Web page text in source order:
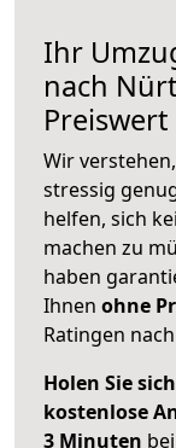
Ihr
nach
Preiswert
Wir
stressig
helfen, sich
machen zu
haben
Ihnen ohne
Ratingen
Holen Sie
kostenlose
3 Minuten